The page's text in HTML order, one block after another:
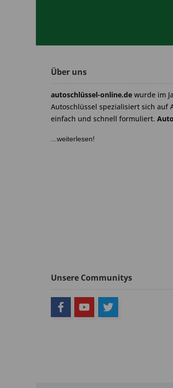
Über uns
autoschlüssel-online.de wurde im
Autoschlüssel spezialisiert sich auf
einfach und schnell formuliert.
...weiterlesen!
Unsere Communitys